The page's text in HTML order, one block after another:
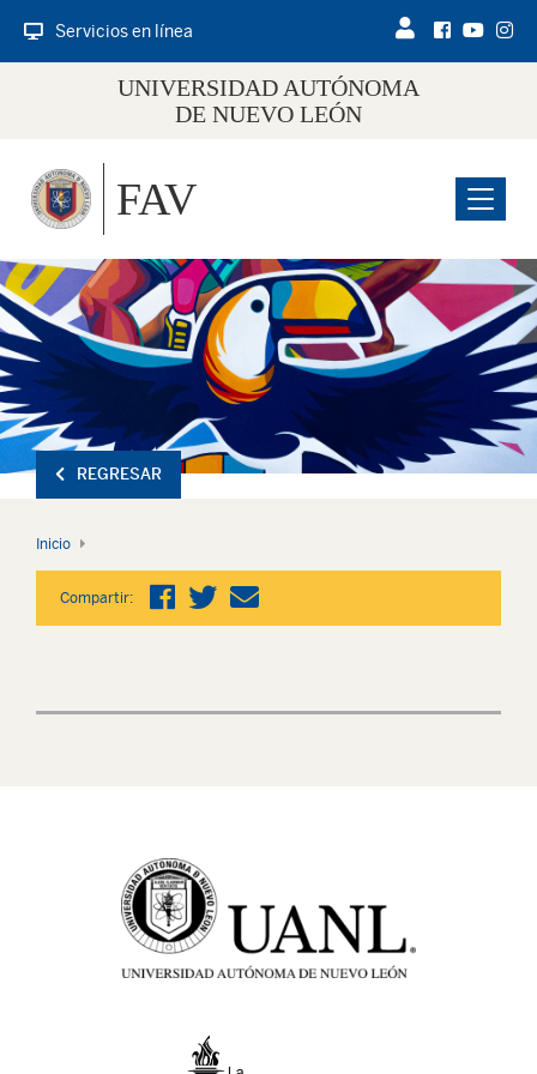
Servicios en línea
UNIVERSIDAD AUTÓNOMA
DE NUEVO LEÓN
Menu
FAV
REGRESAR
Inicio
Compartir: